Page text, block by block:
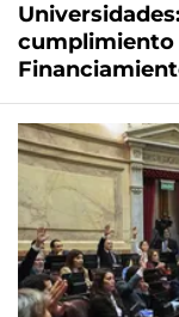
cumplimiento